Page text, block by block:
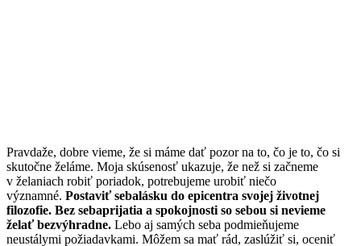
Pravdaže, dobre vieme, že si máme dať pozor na to, čo je to, čo si
skutočne želáme. Moja skúsenosť ukazuje, že než si začneme
v želaniach robiť poriadok, potrebujeme urobiť niečo
významné. Postaviť sebalásku do epicentra svojej životnej
filozofie. Bez sebaprijatia a spokojnosti so sebou si nevieme
želať bezvýhradne. Lebo aj samých seba podmieňujeme
neustálymi požiadavkami. Môžem sa mať rád, zaslúžiť si, oceniť